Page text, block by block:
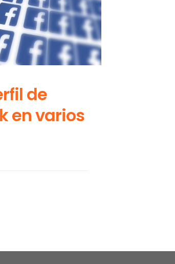
de
en varios